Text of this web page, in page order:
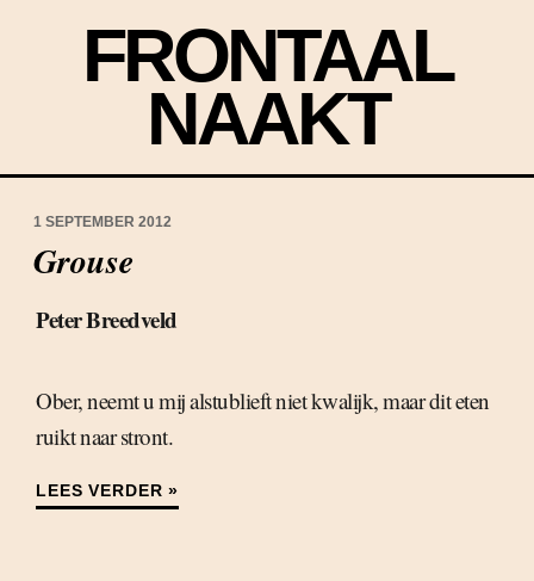
FRONTAAL
NAAKT
1 SEPTEMBER 2012
Grouse
Peter Breedveld
Ober, neemt u mij alstublieft niet kwalijk, maar dit eten
ruikt naar stront.
LEES VERDER »